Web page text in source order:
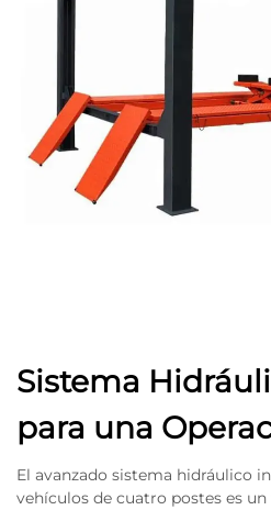
Sistema
para una
El avanzado sistema hidráulico
vehículos de cuatro postes es